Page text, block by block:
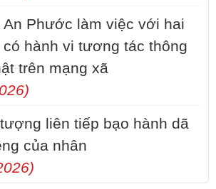
An Phước làm việc với hai
hành vi tương tác thông
trên mạng xã
liên tiếp bạo hành dã
của nhân